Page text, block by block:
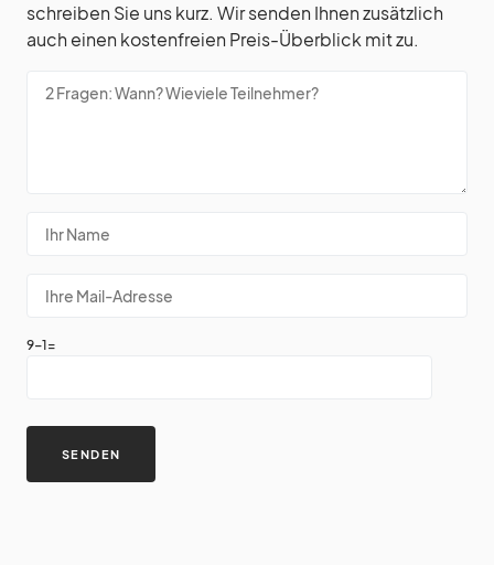
schreiben Sie uns kurz. Wir senden Ihnen zusätzlich
auch einen kostenfreien Preis-Überblick mit zu.
9-1=